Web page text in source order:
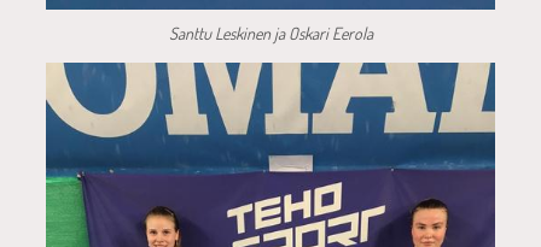
Santtu Leskinen ja Oskari Eerola